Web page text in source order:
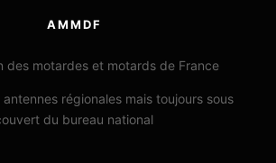
AMMDF
des motardes et motards de France
régionales mais toujours sous
du bureau national